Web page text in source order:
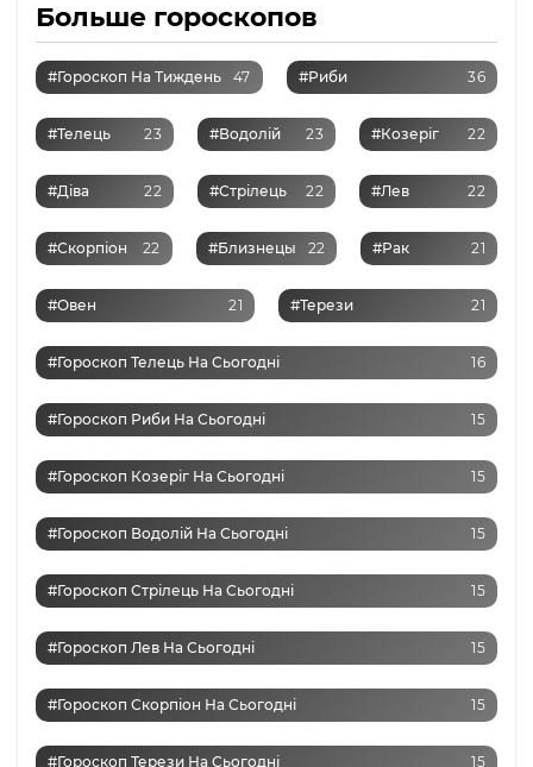
Больше гороскопов
#Гороскоп На Тиждень 47 #Риби 36
#Телець 23 #Водолій 23 #Козеріг 22
#Діва 22 #Стрілець 22 #Лев 22
#Скорпіон 22 #Близнецы 22 #Рак 21
#Овен 21 #Терези 21
#Гороскоп Телець На Сьогодні 16
#Гороскоп Риби На Сьогодні 15
#Гороскоп Козеріг На Сьогодні 15
#Гороскоп Водолій На Сьогодні 15
#Гороскоп Стрілець На Сьогодні 15
#Гороскоп Лев На Сьогодні 15
#Гороскоп Скорпіон На Сьогодні 15
#Гороскоп Терези На Сьогодні 15